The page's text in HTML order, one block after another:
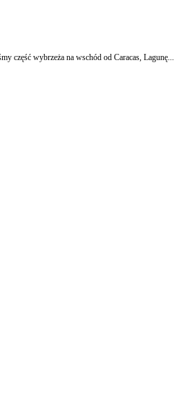
część wybrzeża na wschód od Caracas, Lagunę...